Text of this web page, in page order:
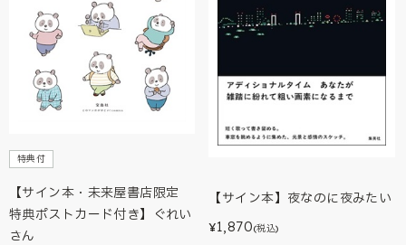
特典付
【サイン本・未来屋書店限定
特典ポストカード付き】ぐれい
さん
【サイン本】夜なのに夜みたい
¥1,870(税込)